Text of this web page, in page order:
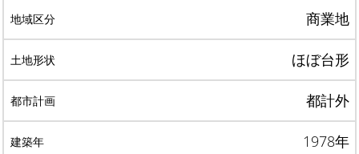
商業地
ほぼ台形
都計外
1978年